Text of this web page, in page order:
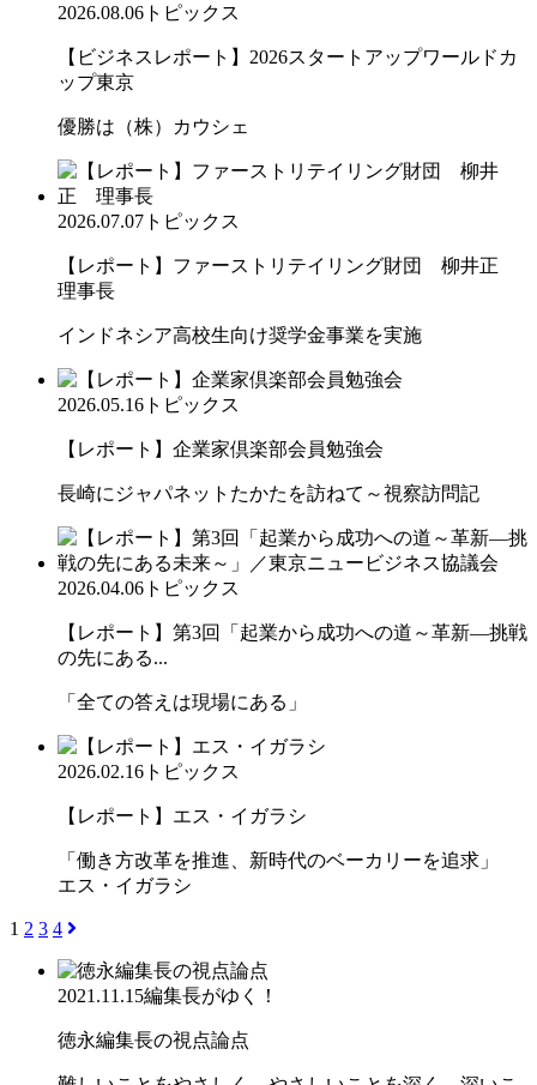
2026.08.06 トピックス
【ビジネスレポート】2026スタートアップワールドカ
ップ東京
優勝は（株）カウシェ
2026.07.07 トピックス
【レポート】ファーストリテイリング財団 柳井正
理事長
インドネシア高校生向け奨学金事業を実施
2026.05.16 トピックス
【レポート】企業家倶楽部会員勉強会
長崎にジャパネットたかたを訪ねて～視察訪問記
2026.04.06 トピックス
【レポート】第3回「起業から成功への道～革新―挑戦
の先にある...
「全ての答えは現場にある」
2026.02.16 トピックス
【レポート】エス・イガラシ
「働き方改革を推進、新時代のベーカリーを追求」
エス・イガラシ
1 2 3 4
2021.11.15編集長がゆく！
徳永編集長の視点論点